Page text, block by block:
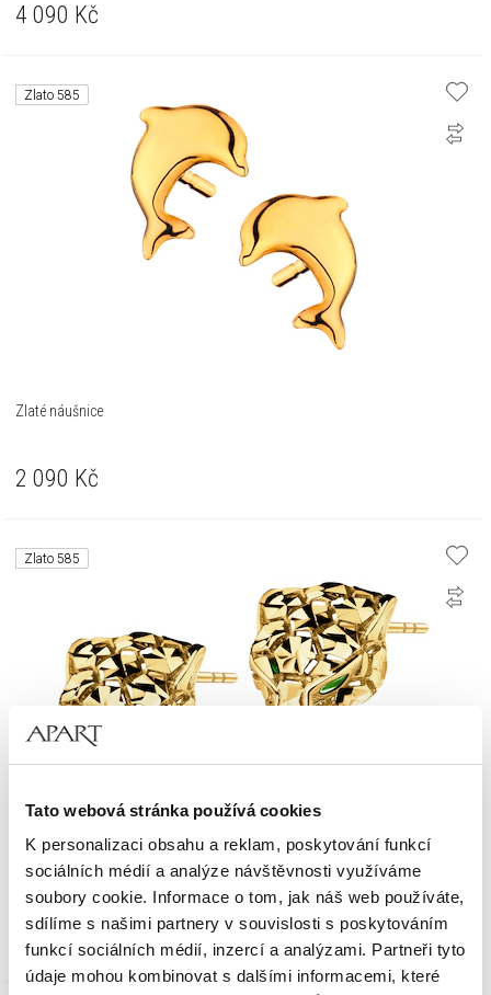
Tato webová stránka používá cookies
K personalizaci obsahu a reklam, poskytování funkcí
sociálních médií a analýze návštěvnosti využíváme
soubory cookie. Informace o tom, jak náš web používáte,
sdílíme s našimi partnery v souvislosti s poskytováním
funkcí sociálních médií, inzercí a analýzami. Partneři tyto
údaje mohou kombinovat s dalšími informacemi, které
4 090 Kč
Zlato 585
Zlaté náušnice
2 090 Kč
Zlato 585
Zlaté náušnice se smaltem – pumy
15 790 Kč